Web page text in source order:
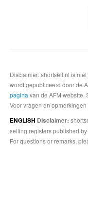
Disclaimer: shortsell.nl is
wordt gepubliceerd door de
pagina van de AFM website.
Voor vragen en
ENGLISH Disclaimer:
selling registers published
For questions or remarks,